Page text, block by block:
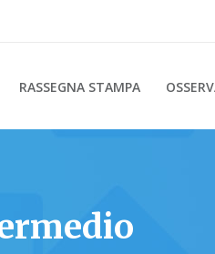
RASSEGNA STAMPA